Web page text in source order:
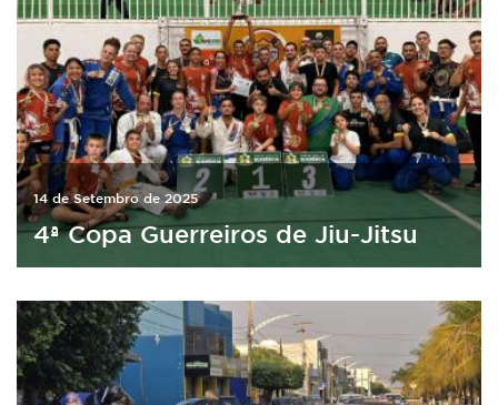
14 de Setembro de 2025
4ª Copa Guerreiros de Jiu-Jitsu